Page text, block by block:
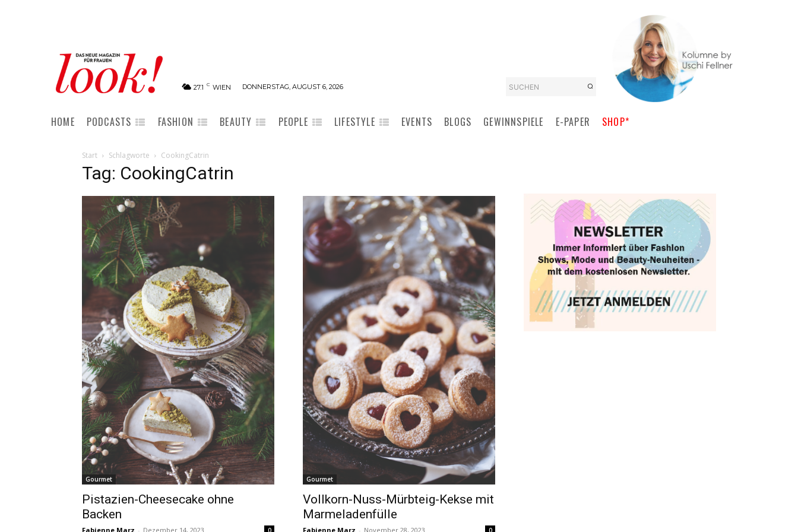
27.1 C WIEN DONNERSTAG, AUGUST 6, 2026 SUCHEN
HOME PODCASTS FASHION BEAUTY PEOPLE LIFESTYLE EVENTS BLOGS GEWINNSPIELE E-PAPER SHOP*
Start Schlagworte CookingCatrin
Tag: CookingCatrin
Gourmet
Pistazien-Cheesecake ohne
Backen
Fabienne Marz - Dezember 14, 2023
Gourmet
Vollkorn-Nuss-Mürbteig-Kekse mit
Marmeladenfülle
Fabienne Marz - November 28, 2023